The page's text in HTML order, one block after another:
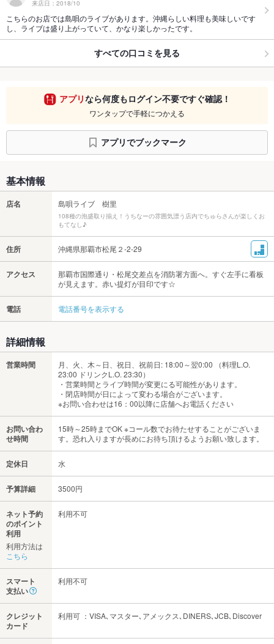
来店日：2018/10
こちらのお店では島唄のライブがあります。沖縄らしい料理も美味しいです
し、ライブは盛り上がっていて、かなり楽しかったです。
すべての口コミを見る
アプリなら何度もログイン不要ですぐ確認！
ワンタップで手軽につかえる
アプリでブックマーク
基本情報
店名 島唄ライブ 樹里
108種の泡盛取り揃え！うちなーの雰囲気漂う店内でちゅらさんが楽しくお
もてなし♪
住所 沖縄県那覇市松尾２-2-29
アクセス
那覇市国際通り・松尾交差点を消防署方面へ。すぐ左手に看板
が見えます。赤い提灯が目印です☆
電話 電話番号を表示する
詳細情報
営業時間
月、火、木～日、祝日、祝前日: 18:00～翌0:00 （料理L.O.
23:00 ドリンクL.O. 23:30）
・営業時間とライブ時間が変更にる可能性があります。
・閉店時間が日によって変わる場合がございます。
※お問い合わせは16：00以降に店舗へお電話ください
お問い合わ
せ時間
15時～25時までOK ※コール数でお待たせすることがございま
す。恐れ入りますが長めにお待ち頂けるようお願い致します。
定休日 水
予算詳細 3500円
ネット予約
のポイント
利用
利用方法は
こちら
利用不可
スマート
支払い
利用不可
クレジット
カード
利用可 ：VISA､マスター､アメックス､DINERS､JCB､Discover